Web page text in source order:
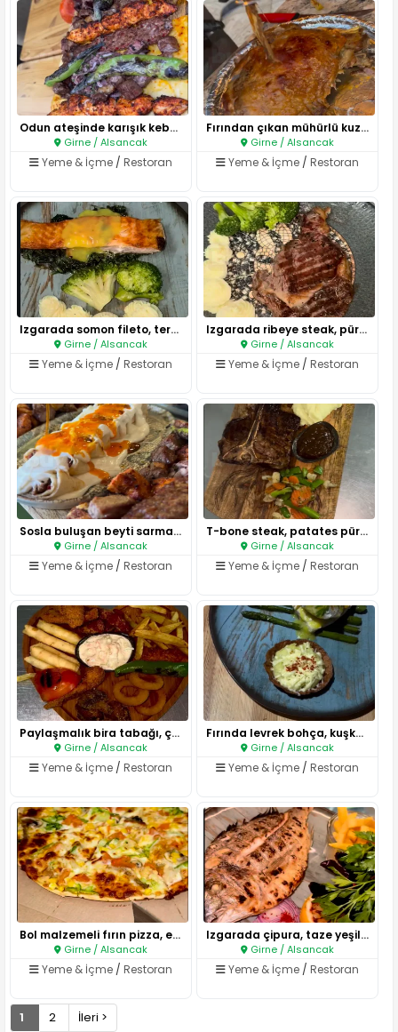
Odun ateşinde karışık kebap şö..
Girne / Alsancak
Yeme & İçme / Restoran
Fırından çıkan mühürlü kuzu ko..
Girne / Alsancak
Yeme & İçme /Restoran
Izgarada somon fileto, tereyağ..
Girne / Alsancak
Yeme & İçme / Restoran
Izgarada ribeye steak, pürüzsü..
Girne / Alsancak
Yeme & İçme /Restoran
Sosla buluşan beyti sarma, yan..
Girne / Alsancak
Yeme & İçme / Restoran
T-bone steak, patates püresi, ..
Girne / Alsancak
Yeme & İçme /Restoran
Paylaşmalık bira tabağı, çıtır..
Girne / Alsancak
Yeme & İçme / Restoran
Fırında levrek bohça, kuşkonma..
Girne / Alsancak
Yeme & İçme /Restoran
Bol malzemeli fırın pizza, eri..
Girne / Alsancak
Yeme & İçme / Restoran
Izgarada çipura, taze yeşillik..
Girne / Alsancak
Yeme & İçme /Restoran
1 2 İleri >